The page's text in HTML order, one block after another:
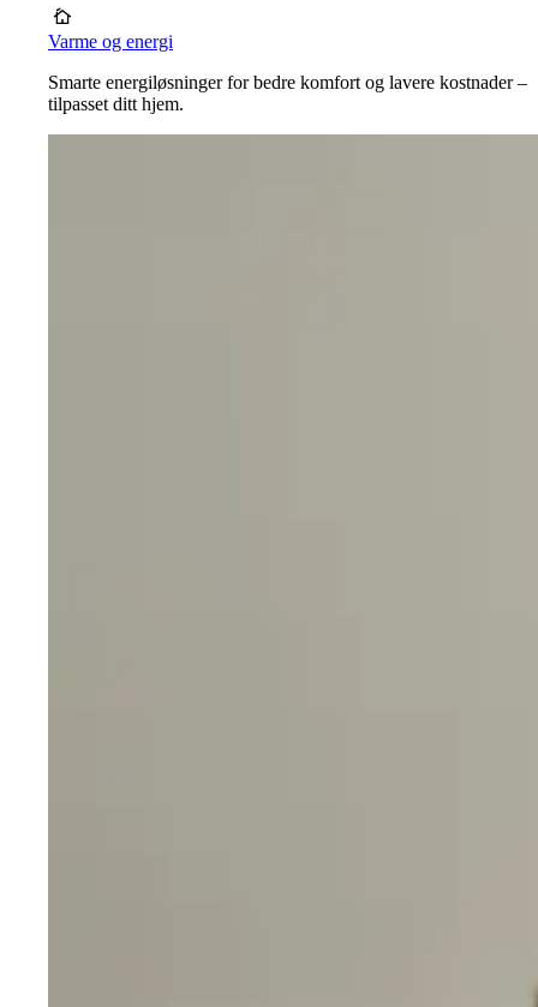
Varme og energi
Smarte energiløsninger for bedre komfort og lavere kostnader –
tilpasset ditt hjem.